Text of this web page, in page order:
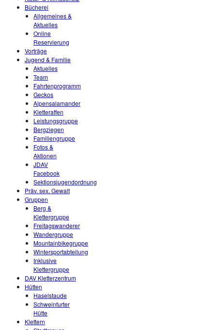
Bücherei
Allgemeines &
Aktuelles
Online
Reservierung
Vorträge
Jugend & Familie
Aktuelles
Team
Fahrtenprogramm
Geckos
Alpensalamander
Kletteraffen
Leistungsgruppe
Bergziegen
Familiengruppe
Fotos &
Aktionen
JDAV
Facebook
Sektionsjugendordnung
Präv. sex. Gewalt
Gruppen
Berg &
Klettergruppe
Freitagswanderer
Wandergruppe
Mountainbikegruppe
Wintersportabteilung
Inklusive
Klettergruppe
DAV Kletterzentrum
Hütten
Haselstaude
Schweinfurter
Hütte
Klettern